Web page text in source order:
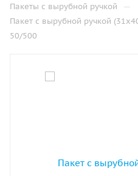
Пакеты с вырубной ручкой —
Пакет с вырубной ручкой
50/500